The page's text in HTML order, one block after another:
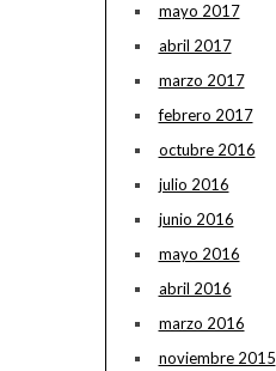
mayo 2017
abril 2017
marzo 2017
febrero 2017
octubre 2016
julio 2016
junio 2016
mayo 2016
abril 2016
marzo 2016
noviembre 2015